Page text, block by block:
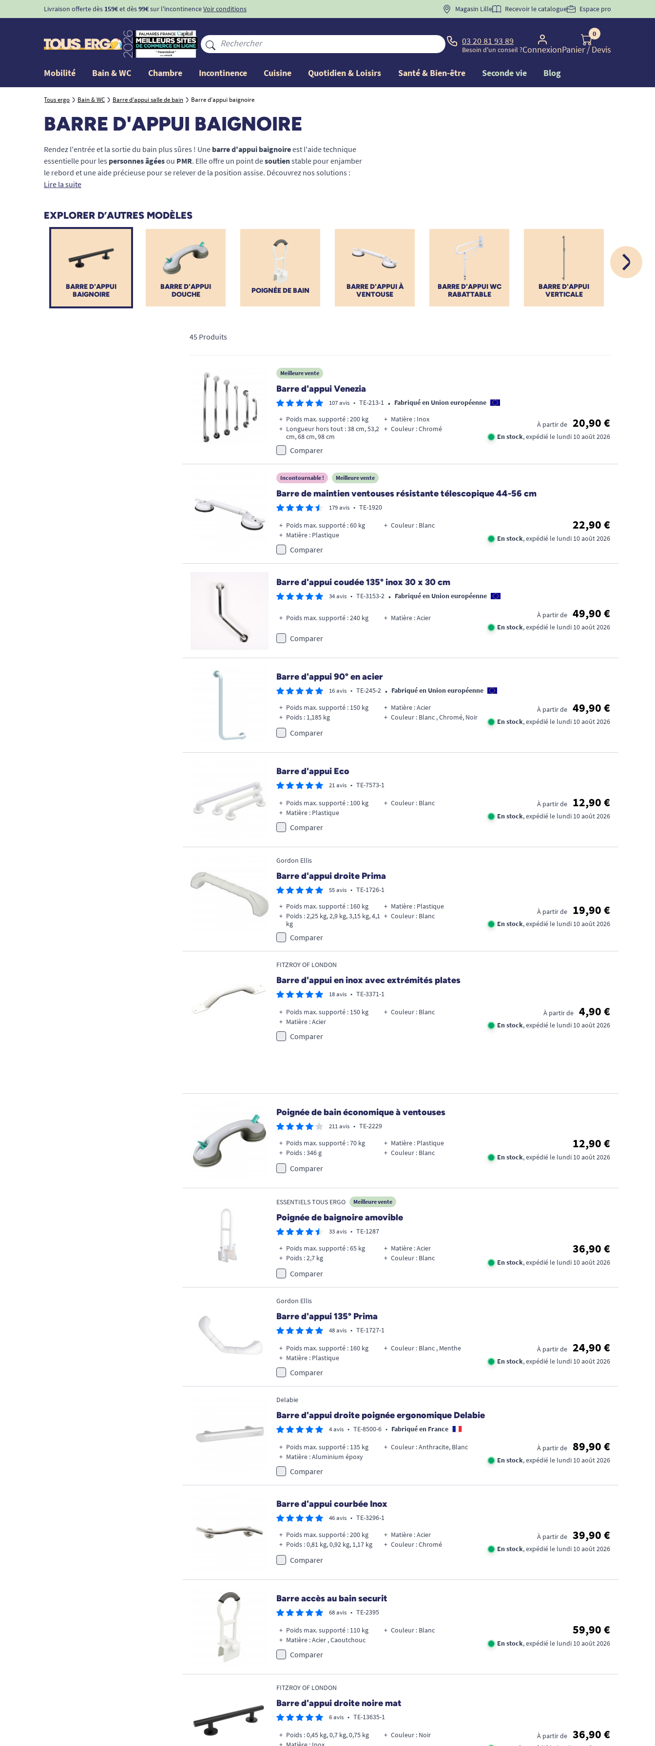
Livraison offerte dès 159€et dès99€sur l'incontinenceVoir conditions BIENVENUE" pourla 1ère commande d'incontinence
Magasin Lille Recevoir le catalogue Espace pro
03 20 81 93 89
Besoin d'un conseil ?Connexion
0
Panier/ Devis
Mobilité Bain & WC Chambre Incontinence Cuisine Quotidien & Loisirs Santé & Bien-être Seconde vie Blog
Tous ergo Bain & WC Barre d'appui salle de bain Barre d'appui baignoire
BARRE D'APPUI BAIGNOIRE
Rendez l'entrée et la sortie du bain plus sûres ! Une barre d'appui baignoireest l'aide technique
essentielle pour les personnes âgéesou PMR. Elle offre un point desoutienstable pour enjamber
le rebord et une aide précieuse pour se relever de la position assise. Découvrez nos solutions :
poignée de baignoire
Lire la suite
EXPLORER D’AUTRES MODÈLES
BARRE D'APPUI
DOUCHE
BARRE D'APPUI
BAIGNOIRE
POIGNÉE DE BAIN
BARRE D'APPUI À
VENTOUSE
BARRE D'APPUI WC
RABATTABLE
BARRE D'APPUI
VERTICALE
45 Produits
Meilleure vente
Barre d'appui Venezia
107 avis • TE-213-1 • Fabriqué en Union européenne
Poids max. supporté : 200 kg
Longueur hors tout : 38 cm, 53,2
cm, 68 cm, 98 cm
Matière : Inox
Couleur : Chromé
À partir de 20,90 €
En stock, expédié le lundi 10 août 2026
Comparer
Incontournable ! Meilleure vente
Barre de maintien ventouses résistante télescopique 44-56 cm
179 avis • TE-1920
Poids max. supporté : 60 kg
Matière : Plastique
Couleur : Blanc 22,90 €
En stock, expédié le lundi 10 août 2026
Comparer
Barre d'appui coudée 135° inox 30 x 30 cm
34 avis • TE-3153-2 • Fabriqué en Union européenne
Poids max. supporté : 240 kg Matière : Acier À partir de 49,90 €
En stock, expédié le lundi 10 août 2026
Comparer
Barre d'appui 90° en acier
16 avis • TE-245-2 • Fabriqué en Union européenne
Poids max. supporté : 150 kg
Poids : 1,185 kg
Matière : Acier
Couleur : Blanc , Chromé, Noir
À partir de 49,90 €
En stock, expédié le lundi 10 août 2026
Comparer
Barre d'appui Eco
21 avis • TE-7573-1
Poids max. supporté : 100 kg
Matière : Plastique
Couleur : Blanc À partir de 12,90 €
En stock, expédié le lundi 10 août 2026
Comparer
Gordon Ellis
Barre d'appui droite Prima
55 avis • TE-1726-1
Poids max. supporté : 160 kg
Poids : 2,25 kg, 2,9 kg, 3,15 kg, 4,1
kg
Matière : Plastique
Couleur : Blanc
À partir de 19,90 €
En stock, expédié le lundi 10 août 2026
Comparer
FITZROY OF LONDON
Barre d'appui en inox avec extrémités plates
18 avis • TE-3371-1
Poids max. supporté : 150 kg
Matière : Acier
Couleur : Blanc À partir de 4,90 €
En stock, expédié le lundi 10 août 2026
Comparer
Poignée de bain économique à ventouses
211 avis • TE-2229
Poids max. supporté : 70 kg
Poids : 346 g
Matière : Plastique
Couleur : Blanc
12,90 €
En stock, expédié le lundi 10 août 2026
Comparer
ESSENTIELS TOUS ERGO Meilleure vente
Poignée de baignoire amovible
33 avis • TE-1287
Poids max. supporté : 65 kg
Poids : 2,7 kg
Matière : Acier
Couleur : Blanc
36,90 €
En stock, expédié le lundi 10 août 2026
Comparer
Gordon Ellis
Barre d'appui 135° Prima
48 avis • TE-1727-1
Poids max. supporté : 160 kg
Matière : Plastique
Couleur : Blanc , Menthe À partir de 24,90 €
En stock, expédié le lundi 10 août 2026
Comparer
Delabie
Barre d'appui droite poignée ergonomique Delabie
4 avis • TE-8500-6 • Fabriqué en France
Poids max. supporté : 135 kg
Matière : Aluminium époxy
Couleur : Anthracite, Blanc À partir de 89,90 €
En stock, expédié le lundi 10 août 2026
Comparer
Barre d'appui courbée Inox
46 avis • TE-3296-1
Poids max. supporté : 200 kg
Poids : 0,81 kg, 0,92 kg, 1,17 kg
Matière : Acier
Couleur : Chromé
À partir de 39,90 €
En stock, expédié le lundi 10 août 2026
Comparer
Barre accès au bain securit
68 avis • TE-2395
Poids max. supporté : 110 kg
Matière : Acier , Caoutchouc
Couleur : Blanc 59,90 €
En stock, expédié le lundi 10 août 2026
Comparer
FITZROY OF LONDON
Barre d'appui droite noire mat
6 avis • TE-13635-1
Poids : 0,45 kg, 0,7 kg, 0,75 kg
Couleur : Noir À partir de 36,90 €